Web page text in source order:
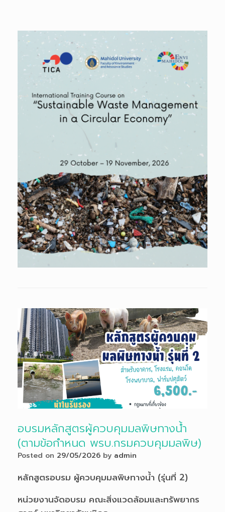
อบรมหลักสูตรผู้ควบคุมมลพิษทางน้ำ
(ตามข้อกำหนด พรบ.กรมควบคุมมลพิษ)
Posted on 29/05/2026 by admin
หลักสูตรอบรม ผู้ควบคุมมลพิษทางน้ำ (รุ่นที่ 2)
หน่วยงานจัดอบรม คณะสิ่งแวดล้อมและทรัพยากร